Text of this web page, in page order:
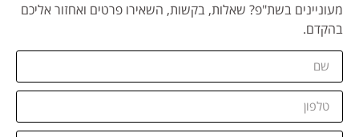
מעוניינים בשת"פ? שאלות, בקשות, השאירו פרטים ואחזור אליכם
בהקדם.